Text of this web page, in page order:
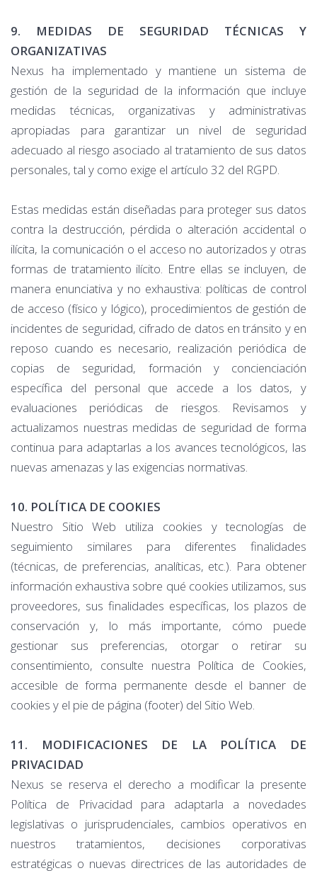
9. MEDIDAS DE SEGURIDAD TÉCNICAS Y
ORGANIZATIVAS
Nexus ha implementado y mantiene un sistema de
gestión de la seguridad de la información que incluye
medidas técnicas, organizativas y administrativas
apropiadas para garantizar un nivel de seguridad
adecuado al riesgo asociado al tratamiento de sus datos
personales, tal y como exige el artículo 32 del RGPD.
Estas medidas están diseñadas para proteger sus datos
contra la destrucción, pérdida o alteración accidental o
ilícita, la comunicación o el acceso no autorizados y otras
formas de tratamiento ilícito. Entre ellas se incluyen, de
manera enunciativa y no exhaustiva: políticas de control
de acceso (físico y lógico), procedimientos de gestión de
incidentes de seguridad, cifrado de datos en tránsito y en
reposo cuando es necesario, realización periódica de
copias de seguridad, formación y concienciación
específica del personal que accede a los datos, y
evaluaciones periódicas de riesgos. Revisamos y
actualizamos nuestras medidas de seguridad de forma
continua para adaptarlas a los avances tecnológicos, las
nuevas amenazas y las exigencias normativas.
10. POLÍTICA DE COOKIES
Nuestro Sitio Web utiliza cookies y tecnologías de
seguimiento similares para diferentes finalidades
(técnicas, de preferencias, analíticas, etc.). Para obtener
información exhaustiva sobre qué cookies utilizamos, sus
proveedores, sus finalidades específicas, los plazos de
conservación y, lo más importante, cómo puede
gestionar sus preferencias, otorgar o retirar su
consentimiento, consulte nuestra Política de Cookies,
accesible de forma permanente desde el banner de
cookies y el pie de página (footer) del Sitio Web.
11. MODIFICACIONES DE LA POLÍTICA DE
PRIVACIDAD
Nexus se reserva el derecho a modificar la presente
Política de Privacidad para adaptarla a novedades
legislativas o jurisprudenciales, cambios operativos en
nuestros tratamientos, decisiones corporativas
estratégicas o nuevas directrices de las autoridades de